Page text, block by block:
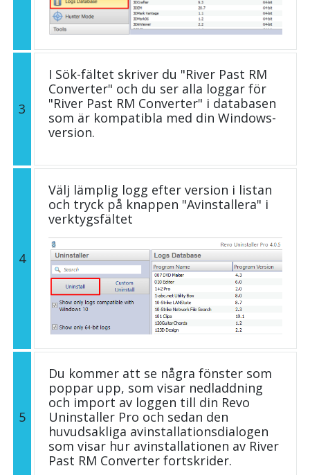
3
I Sök-fältet skriver du "River Past RM
Converter" och du ser alla loggar för
"River Past RM Converter" i databasen
som är kompatibla med din Windows-
version.
4
Välj lämplig logg efter version i listan
och tryck på knappen "Avinstallera" i
verktygsfältet
5
Du kommer att se några fönster som
poppar upp, som visar nedladdning
och import av loggen till din Revo
Uninstaller Pro och sedan den
huvudsakliga avinstallationsdialogen
som visar hur avinstallationen av River
Past RM Converter fortskrider.